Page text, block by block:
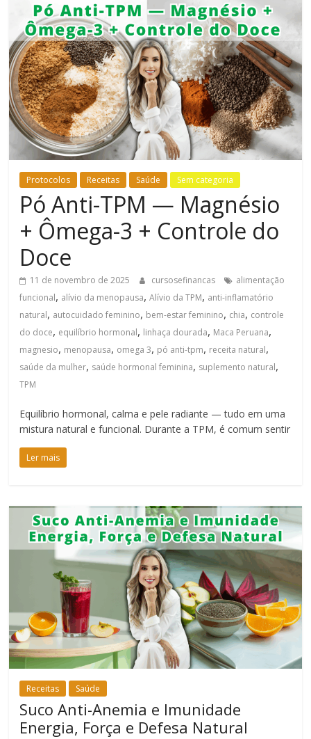
Estar
Protocolos Receitas Saúde Sem categoria
Pó Anti-TPM — Magnésio
+ Ômega-3 + Controle do
Doce
11 de novembro de 2025 cursosefinancas
alimentação
funcional, alívio da menopausa,Alívio da TPM, anti-inflamatório
natural, autocuidado feminino, bem-estar feminino, chia, controle
do doce, equilíbrio hormonal, linhaça dourada, Maca Peruana,
magnesio, menopausa, omega 3, pó anti-tpm, receita natural,
saúde da mulher, saúde hormonal feminina, suplemento natural,
TPM
Equilíbrio hormonal, calma e pele radiante — tudo em uma
mistura natural e funcional. Durante a TPM, é comum sentir
Ler mais
Receitas Saúde
Suco Anti-Anemia e Imunidade
Energia, Força e Defesa Natural